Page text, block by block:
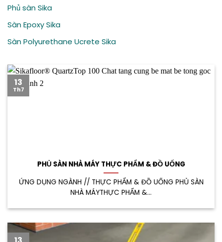
Phủ sàn Sika
Sàn Epoxy Sika
Sàn Polyurethane Ucrete Sika
PHỦ SÀN NHÀ MÁY THỰC PHẨM & ĐỒ UỐNG
ỨNG DỤNG NGÀNH // THỰC PHẨM & ĐỒ UỐNG PHỦ SÀN
NHÀ MÁYTHỰC PHẨM &...
13
Th7